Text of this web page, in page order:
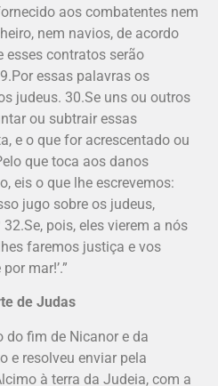
aos combatentes nem
nem navios, de acordo
esses contratos serão
essas palavras os
judeus. 30.Se uns ou outros
ou subtrair essas
e o que for acrescentado ou
que toca aos danos
eis o que lhe escrevemos:
jugo sobre os judeus,
pois, eles vierem a nós
faremos justiça e vos
mar!’.”
de Judas
fim de Nicanor e da
e resolveu enviar pela
à terra da Judeia, com a